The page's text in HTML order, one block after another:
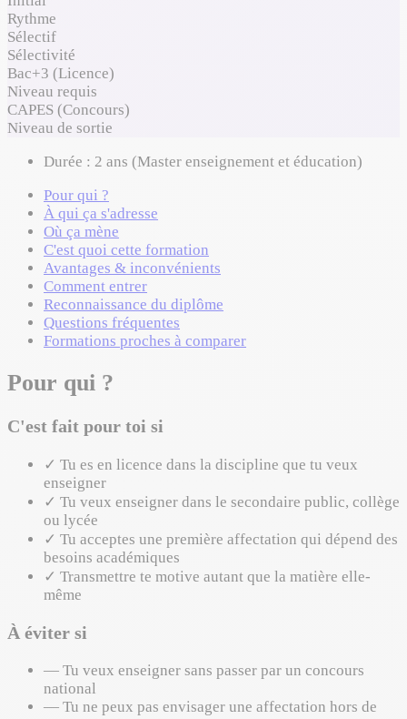
Rythme
Sélectif
Sélectivité
Bac+3 (Licence)
Niveau requis
CAPES (Concours)
Niveau de sortie
Durée : 2 ans (Master enseignement et éducation)
Pour qui ?
À qui ça s'adresse
Où ça mène
C'est quoi cette formation
Avantages & inconvénients
Comment entrer
Reconnaissance du diplôme
Questions fréquentes
Formations proches à comparer
Pour qui ?
C'est fait pour toi si
✓ Tu es en licence dans la discipline que tu veux
enseigner
✓ Tu veux enseigner dans le secondaire public, collège
ou lycée
✓ Tu acceptes une première affectation qui dépend des
besoins académiques
✓ Transmettre te motive autant que la matière elle-
même
À éviter si
— Tu veux enseigner sans passer par un concours
national
— Tu ne peux pas envisager une affectation hors de